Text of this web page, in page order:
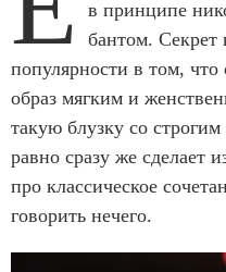
в принципе
бантом. Секрет
популярности в том,
образ мягким и
такую блузку со
равно сразу же сделает
про классическое
говорить нечего.